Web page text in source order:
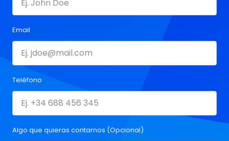
Email
Teléfono
Algo que quieras contarnos (Opcional)